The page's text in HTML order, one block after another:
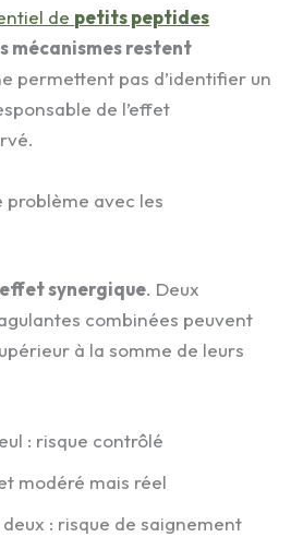
de petits peptides
mécanismes restent
permettent pas d’identifier un
de l’effet
problème avec les
effet synergique. Deux
combinées peuvent
à la somme de leurs
: risque contrôlé
modéré mais réel
: risque de saignement